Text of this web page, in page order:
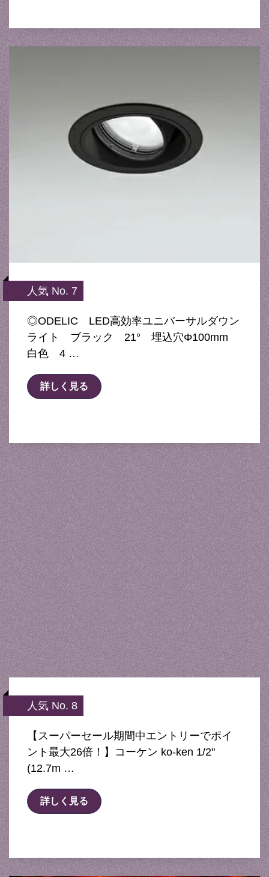
人気 No. 7
◎ODELIC LED高効率ユニバーサルダウン
ライト ブラック 21° 埋込穴Φ100mm
白色 4 …
詳しく見る
人気 No. 8
【スーパーセール期間中エントリーでポイ
ント最大26倍！】コーケン ko-ken 1/2"
(12.7m …
詳しく見る